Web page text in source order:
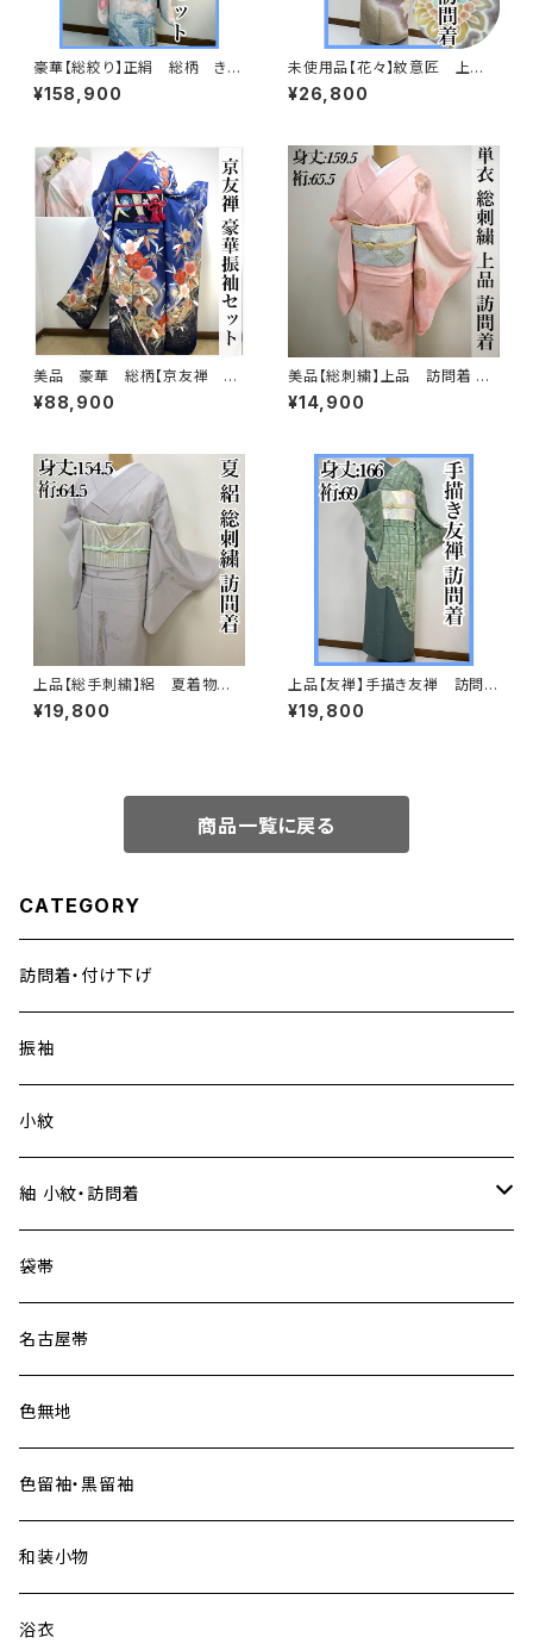
豪華【総絞り】正絹 総柄 きぬ
たや調 振袖セット s676
¥158,900
未使用品【花々】紋意匠 上
品 訪問着 正絹 袷s666
¥26,800
美品 豪華 総柄【京友禅 古
典柄】正絹 振袖セット q993
¥88,900
美品【総刺繍】上品 訪問着 単
衣 s182
¥14,900
上品【総手刺繍】絽 夏着物
訪問着 正絹 s231
¥19,800
上品【友禅】手描き友禅 訪問着
正絹s697
¥19,800
商品一覧に戻る
CATEGORY
訪問着・付け下げ
振袖
小紋
紬 小紋・訪問着
大島紬
袋帯
名古屋帯
色無地
色留袖・黒留袖
和装小物
浴衣